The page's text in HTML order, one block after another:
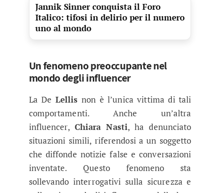
Jannik Sinner conquista il Foro
Italico: tifosi in delirio per il numero
uno al mondo
Un fenomeno preoccupante nel
mondo degli influencer
La De Lellis non è l’unica vittima di tali
comportamenti. Anche un’altra
influencer, Chiara Nasti, ha denunciato
situazioni simili, riferendosi a un soggetto
che diffonde notizie false e conversazioni
inventate. Questo fenomeno sta
sollevando interrogativi sulla sicurezza e